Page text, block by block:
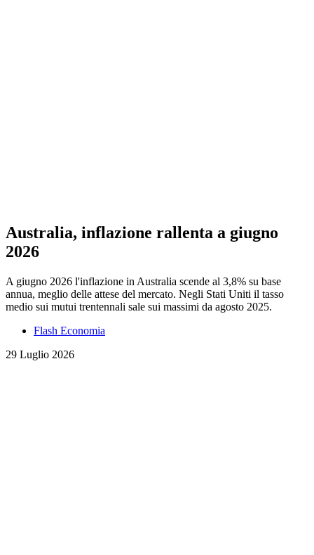
Australia, inflazione rallenta a giugno
2026
A giugno 2026 l'inflazione in Australia scende al 3,8% su base
annua, meglio delle attese del mercato. Negli Stati Uniti il tasso
medio sui mutui trentennali sale sui massimi da agosto 2025.
Flash Economia
29 Luglio 2026